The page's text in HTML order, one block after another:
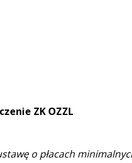
ZK OZZL
o płacach